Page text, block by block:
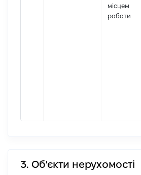
місцем
роботи
3. Об'єкти нерухомості